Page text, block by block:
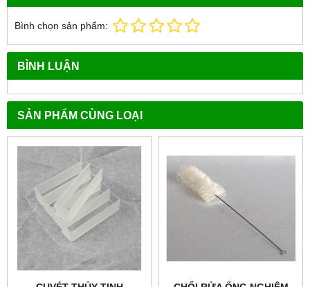
Bình chọn sản phẩm:
BÌNH LUẬN
SẢN PHẨM CÙNG LOẠI